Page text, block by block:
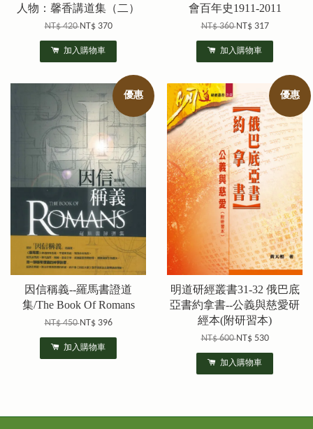
人物：馨香講道集（二）
NT$ 420NT$ 370
加入購物車
會百年史1911-2011
NT$ 360NT$ 317
加入購物車
優惠
因信稱義--羅馬書證道
集/The Book Of Romans
NT$ 450NT$ 396
加入購物車
優惠
明道研經叢書31-32 俄巴底
亞書約拿書--公義與慈愛研
經本(附研習本)
NT$ 600NT$ 530
加入購物車